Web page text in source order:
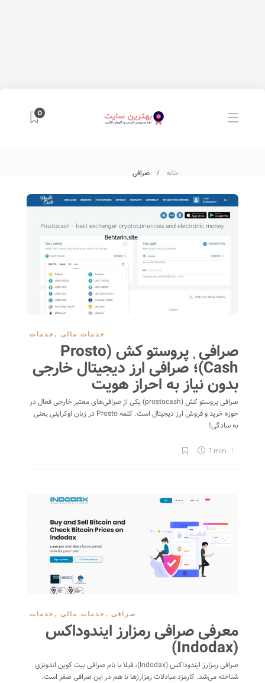
0
خانه صرافی
خدمات , خدمات مالی
صرافی ٖپروستو کش (Prosto
Cash)؛ صرافی ارز دیجیتال خارجی
بدون نیاز به احراز هویت
صرافی پروستو کش (prostocash) یکی از صرافی‌های معتبر خارجی فعال در
حوزه خرید و فروش ارز دیجیتال است. کلمه Prosto در زبان اوکراینی یعنی
به سادگی!
1 min
خدمات , خدمات مالی , صرافی
معرفی صرافی رمزارز ایندوداکس
(Indodax)
صرافی رمزارز ایندوداکس (Indodax)، قبلا با نام صرافی بیت کوین اندونزی
شناخته می‌شد. کارمزد مبادلات رمزارزها با هم در این صرافی صفر است.